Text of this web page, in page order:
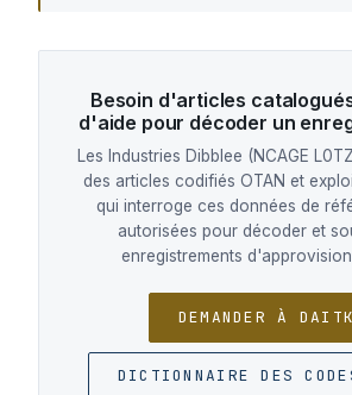
Besoin d'articles
d'aide pour décoder un
Les Industries Dibblee (NCAGE
des articles codifiés OTAN et
qui interroge ces données de
autorisées pour décoder et
enregistrements
DEMANDER À DAITK
DICTIONNAIRE DES